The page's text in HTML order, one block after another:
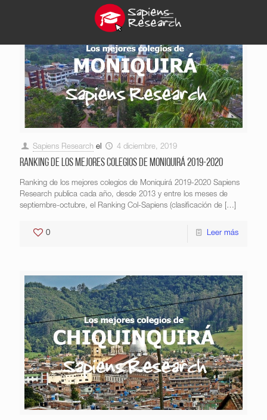
Sapiens Research el 4 diciembre, 2019
Ranking de los mejores colegios de Moniquirá 2019-2020
Ranking de los mejores colegios de Moniquirá 2019-2020 Sapiens
Research publica cada año, desde 2013 y entre los meses de
septiembre-octubre, el Ranking Col-Sapiens (clasificación de […]
0 Leer más